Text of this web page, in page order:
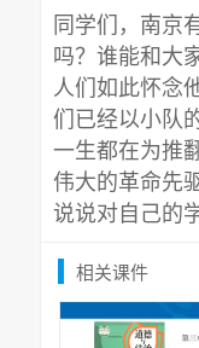
同学们，南京
吗？谁能和大
人们如此怀念
们已经以小队
一生都在为推
伟大的革命先
说说对自己的
相关课件